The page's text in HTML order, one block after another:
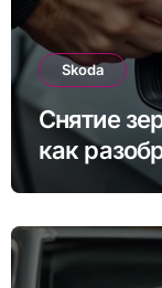
Skoda
Снятие
как
снять